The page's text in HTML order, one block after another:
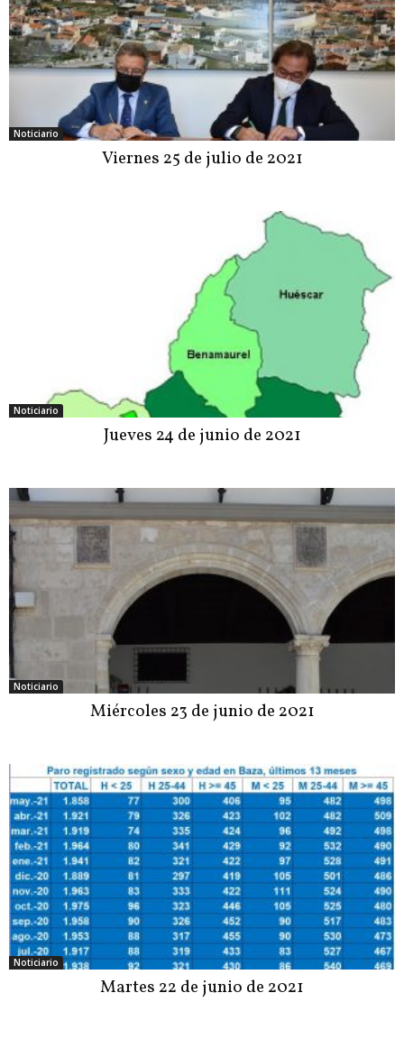
Noticiario
Viernes 25 de julio de 2021
Noticiario
Jueves 24 de junio de 2021
Noticiario
Miércoles 23 de junio de 2021
Noticiario
Martes 22 de junio de 2021